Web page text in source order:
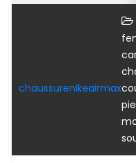
chaussurenikeairmax